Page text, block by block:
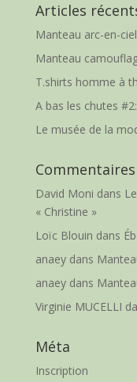
Articles
Manteau arc-en-ciel
Manteau
T.shirts homme à
A bas les chutes
Le musée de la
David Moni dans
« Christine »
Loïc Blouin dans
anaeydans
anaeydans
Virginie MUCELLI
Méta
Inscription